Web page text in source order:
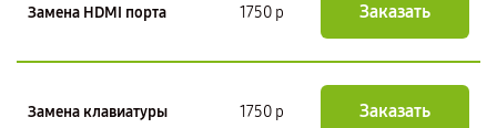
Замена HDMI порта 1750 р Заказать
Замена клавиатуры 1750 р Заказать